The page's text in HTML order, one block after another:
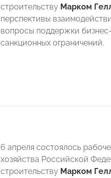
строительству Марком
перспективы
вопросы поддержки
санкционных ограничений.
6 апреля состоялось
хозяйства Российской
строительству Марком